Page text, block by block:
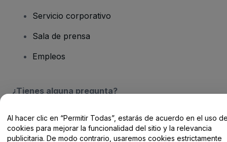
Servicio corporativo
Sala de prensa
Empleos
¿Tienes alguna pregunta?
Centro de Ayuda / Contacto
Al hacer clic en “Permitir Todas”, estarás de acuerdo en el uso
cookies para mejorar la funcionalidad del sitio y la relevancia
publicitaria. De modo contrario, usaremos cookies estrictamente